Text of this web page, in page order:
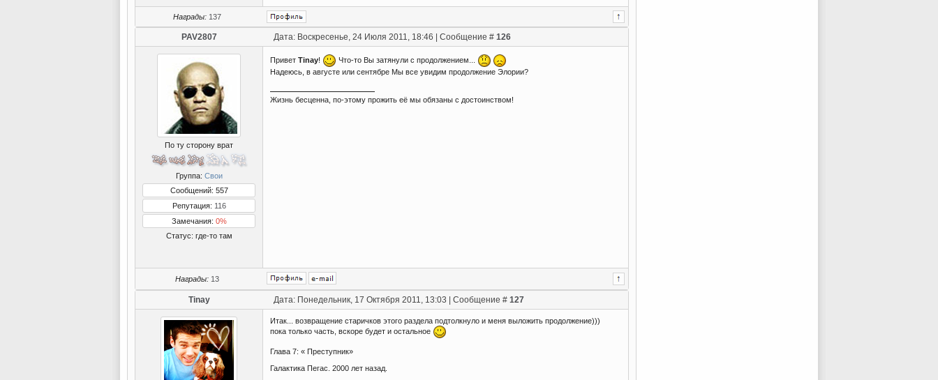
Награды: 137
PAV2807 Дата: Воскресенье, 24 Июля 2011, 18:46 | Сообщение # 126
По ту сторону врат
Группа: Свои
Сообщений: 557
Репутация: 116
Замечания: 0%
Статус: где-то там
Привет Tinay!
Что-то Вы затянули с продолжением...
Надеюсь, в августе или сентябре Мы все увидим продолжение Элории?
Жизнь бесценна, по-этому прожить её мы обязаны с достоинством!
Награды: 13
Tinay Дата: Понедельник, 17 Октября 2011, 13:03 | Сообщение # 127
Итак... возвращение старичков этого раздела подтолкнуло и меня выложить продолжение)))
пока только часть, вскоре будет и остальное
Глава 7: « Преступник»
Галактика Пегас. 2000 лет назад.